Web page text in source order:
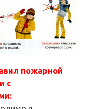
пожарной
с